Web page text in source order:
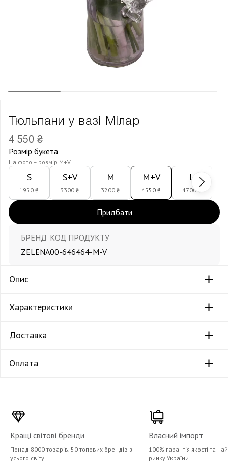
Тюльпани у вазі Мілар
4 550 ₴
Розмір букета
На фото – розмір M+V
S
1950 ₴
S+V
3300 ₴
M
3200 ₴
M+V
4550 ₴
L
4700 ₴
Придбати
БРЕНД
ZELENA
КОД ПРОДУКТУ
00-646464-M-V
Опис
Характеристики
Доставка
Оплата
Кращі світові бренди
Понад 8000 товарів. 50 топових брендів з
усього світу
Власний імпорт
100% гарантія якості та
ринку України